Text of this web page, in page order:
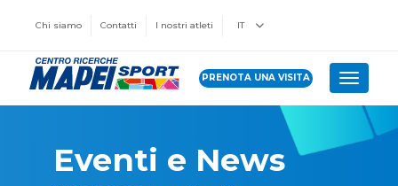
Chi siamo Contatti I nostri atleti IT
PRENOTA UNA VISITA Toggle
Eventi e News